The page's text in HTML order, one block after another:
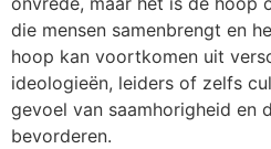
die mensen samenbrengt en
hoop kan voortkomen uit
ideologieën, leiders of zelfs
gevoel van saamhorigheid en
bevorderen.